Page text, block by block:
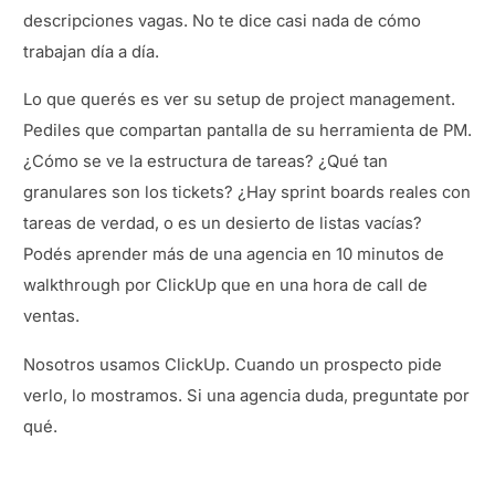
descripciones vagas. No te dice casi nada de cómo
trabajan día a día.
Lo que querés es ver su setup de project management.
Pediles que compartan pantalla de su herramienta de PM.
¿Cómo se ve la estructura de tareas? ¿Qué tan
granulares son los tickets? ¿Hay sprint boards reales con
tareas de verdad, o es un desierto de listas vacías?
Podés aprender más de una agencia en 10 minutos de
walkthrough por ClickUp que en una hora de call de
ventas.
Nosotros usamos ClickUp. Cuando un prospecto pide
verlo, lo mostramos. Si una agencia duda, preguntate por
qué.